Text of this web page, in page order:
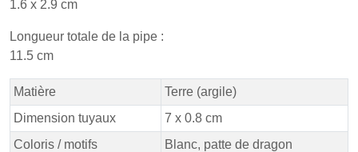
1.6 x 2.9 cm
Longueur totale de la pipe :
11.5 cm
Matière
Terre (argile)
Dimension tuyaux
7 x 0.8 cm
Coloris / motifs
Blanc, patte de dragon